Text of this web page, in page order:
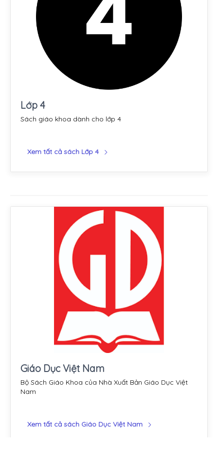
Lớp 4
Sách giáo khoa dành cho lớp 4
Xem tất cả sách Lớp 4
Giáo Dục Việt Nam
Bộ Sách Giáo Khoa của Nhà Xuất Bản Giáo Dục Việt
Nam
Xem tất cả sách Giáo Dục Việt Nam